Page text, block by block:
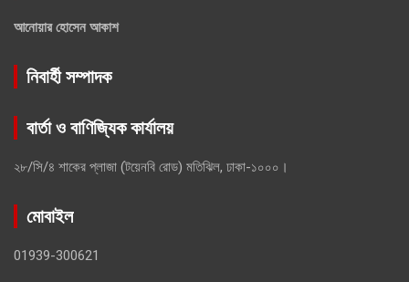
আনোয়ার হোসেন আকাশ
নিবার্হী সম্পাদক
বার্তা ও বাণিজ্যিক কার্যালয়
২৮/সি/৪ শাকের প্লাজা (টয়েনবি রোড) মতিঝিল, ঢাকা-১০০০।
মোবাইল
01939-300621